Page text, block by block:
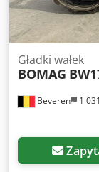
Beveren 1
Gładki wałek
BOMAG